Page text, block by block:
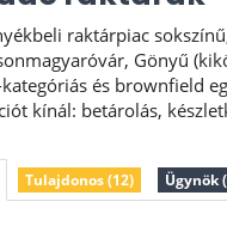
raktárpiac
Gönyű
és brownfield
kínál: betárolás,
Tulajdonos (12) Ügynök